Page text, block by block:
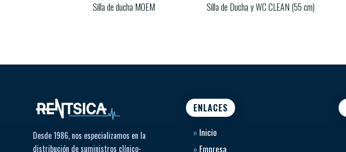
Silla de ducha MOEM Silla de Ducha y WC CLEAN (55 cm)
Desde 1986, nos especializamos en la
distribución de suministros clínico-
ENLACES
» Inicio
» Empresa